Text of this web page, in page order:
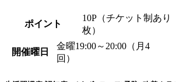
ポイント
10P（チケット制あ
枚）
開催曜日
金曜19:00～20:00（月4
回）